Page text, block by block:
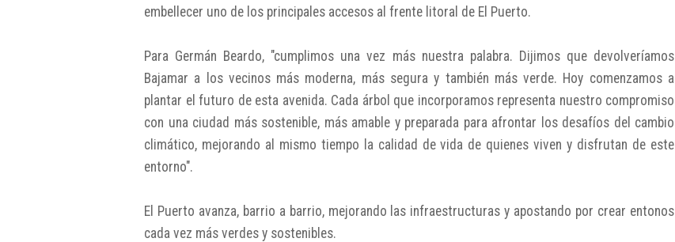
embellecer uno de los principales accesos al frente litoral de El Puerto.
Para Germán Beardo, "cumplimos una vez más nuestra palabra. Dijimos que devolveríamos
Bajamar a los vecinos más moderna, más segura y también más verde. Hoy comenzamos a
plantar el futuro de esta avenida. Cada árbol que incorporamos representa nuestro compromiso
con una ciudad más sostenible, más amable y preparada para afrontar los desafíos del cambio
climático, mejorando al mismo tiempo la calidad de vida de quienes viven y disfrutan de este
entorno".
El Puerto avanza, barrio a barrio, mejorando las infraestructuras y apostando por crear entonos
cada vez más verdes y sostenibles.